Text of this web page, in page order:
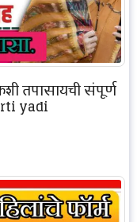
तपासायची संपूर्ण
yadi